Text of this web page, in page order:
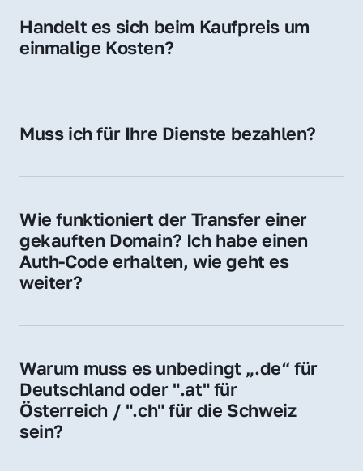
Handelt es sich beim Kaufpreis um
einmalige Kosten?
späteren Betrieb der Domain (z. B. beim
Gebühren an. Diese bewegen sich für .de
Muss ich für Ihre Dienste bezahlen?
der Domain – ohne zusätzliche Vermittlungs-
Wie funktioniert der Transfer einer
gekauften Domain? Ich habe einen
Auth-Code erhalten, wie geht es
weiter?
Provider, die Domain zu übernehmen. Gerne
schnellen Prozess.
Warum muss es unbedingt „.de“ für
Deutschland oder ".at" für
Österreich / ".ch" für die Schweiz
sein?